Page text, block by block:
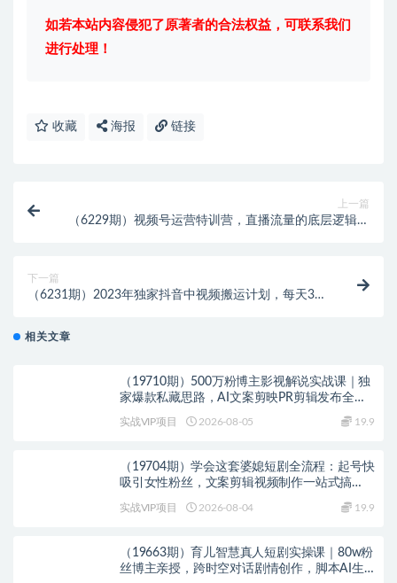
如若本站内容侵犯了原著者的合法权益，可联系我们
进行处理！
收藏 海报 链接
上一篇
（6229期）视频号运营特训营，直播流量的底层逻辑，
下一篇
（6231期）2023年独家抖音中视频搬运计划，每天30
相关文章
（19710期）500万粉博主影视解说实战课｜独
家爆款私藏思路，AI文案剪映PR剪辑发布全流
程教学
实战VIP项目 2026-08-05 19.9
（19704期）学会这套婆媳短剧全流程：起号快
吸引女性粉丝，文案剪辑视频制作一站式搞
实战VIP项目 2026-08-04 19.9
（19663期）育儿智慧真人短剧实操课｜80w粉
丝博主亲授，跨时空对话剧情创作，脚本AI生